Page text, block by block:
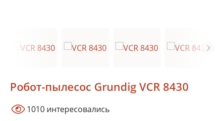
Робот-пылесос Grundig VCR 8430
1010 интересовались
Москва
Краснодар